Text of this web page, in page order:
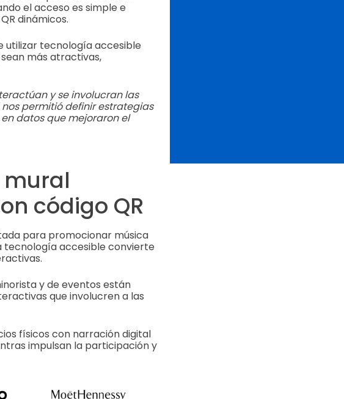
el acceso es simple e
dinámicos.
utilizar tecnología accesible
más atractivas,
y se involucran las
permitió definir estrategias
datos que mejoraron el
mural
código QR
para promocionar música
tecnología accesible convierte
y de eventos están
que involucren a las
físicos con narración digital
impulsan la participación y